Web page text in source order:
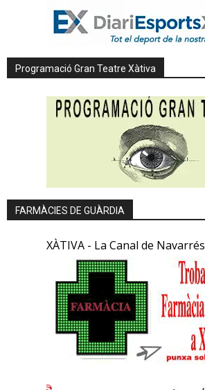
Programació Gran Teatre Xàtiva
FARMÀCIES DE GUÀRDIA
XÀTIVA - La Canal de Navarrés